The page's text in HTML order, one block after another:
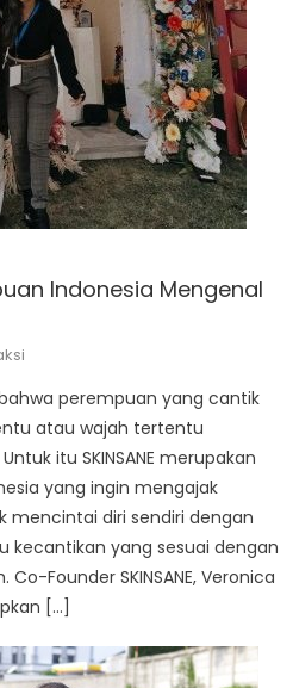
Indonesia Mengenal
bahwa perempuan yang cantik
atau wajah tertentu
itu SKINSANE merupakan
yang ingin mengajak
mencintai diri sendiri dengan
kecantikan yang sesuai dengan
Founder SKINSANE, Veronica
[…]